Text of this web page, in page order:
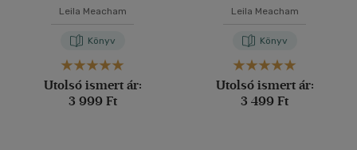
Leila Meacham
Könyv
Utolsó ismert ár:
3 999 Ft
Leila Meacham
Könyv
Utolsó ismert ár:
3 499 Ft